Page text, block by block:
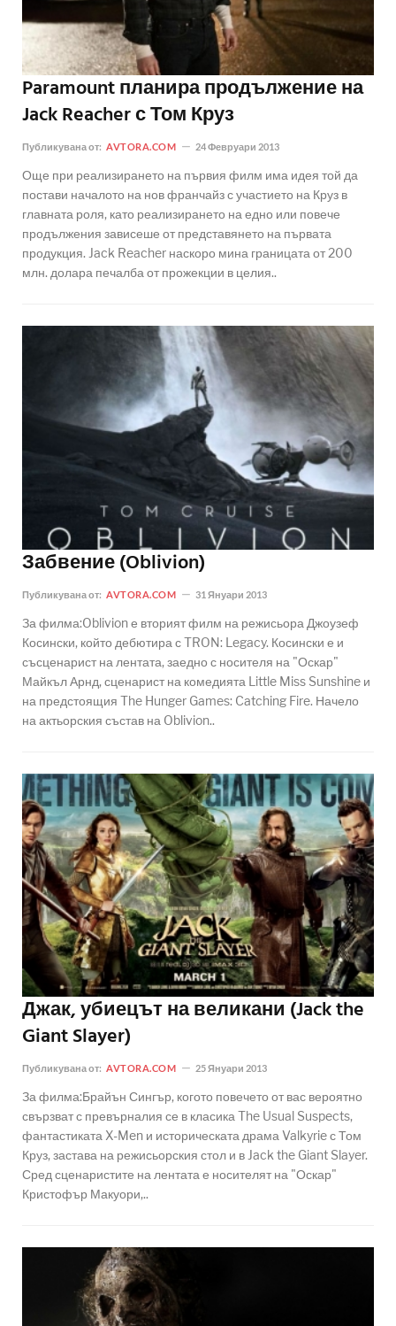
Paramount планира продължение на
Jack Reacher с Том Круз
Публикувана от: AVTORA.COM 24 Февруари 2013
Още при реализирането на първия филм има идея той да
постави началото на нов франчайз с участието на Круз в
главната роля, като реализирането на едно или повече
продължения зависеше от представянето на първата
продукция. Jack Reacher наскоро мина границата от 200
млн. долара печалба от прожекции в целия..
Забвение (Oblivion)
Публикувана от: AVTORA.COM 31 Януари 2013
За филма:Oblivion е вторият филм на режисьора Джоузеф
Косински, който дебютира с TRON: Legacy. Косински е и
съсценарист на лентата, заедно с носителя на "Оскар"
Майкъл Арнд, сценарист на комедията Little Miss Sunshine и
на предстоящия The Hunger Games: Catching Fire. Начело
на актьорския състав на Oblivion..
Джак, убиецът на великани (Jack the
Giant Slayer)
Публикувана от: AVTORA.COM 25 Януари 2013
За филма:Брайън Сингър, когото повечето от вас вероятно
свързват с превърналия се в класика The Usual Suspects,
фантастиката X-Men и историческата драма Valkyrie с Том
Круз, застава на режисьорския стол и в Jack the Giant Slayer.
Сред сценаристите на лентата е носителят на "Оскар"
Кристофър Макуори,..